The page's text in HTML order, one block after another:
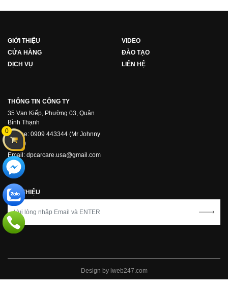
GIỚI THIỆU
CỬA HÀNG
DỊCH VỤ
VIDEO
ĐÀO TẠO
LIÊN HỆ
THÔNG TIN CÔNG TY
35 Vạn Kiếp, Phường 03, Quận
Bình Thạnh
Hotline: 0909 443344 (Mr Johnny
Phạm)
Email: dpcarcare.usa@gmail.com
GIỚI THIỆU
Design by iweb247.com
0